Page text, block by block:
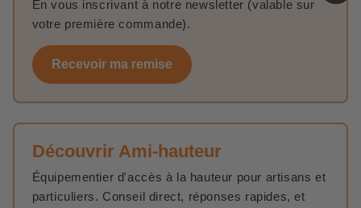
En vous inscrivant à notre newsletter (valable sur
votre première commande).
Recevoir ma remise
Découvrir Ami-hauteur
Équipementier d'accès à la hauteur pour artisans et
particuliers. Conseil direct, réponses rapides, et